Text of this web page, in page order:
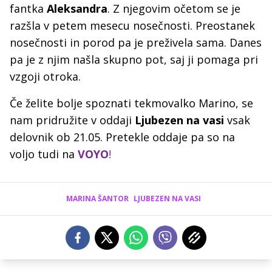
fantka Aleksandra. Z njegovim očetom se je
razšla v petem mesecu nosečnosti. Preostanek
nosečnosti in porod pa je preživela sama. Danes
pa je z njim našla skupno pot, saj ji pomaga pri
vzgoji otroka.
Če želite bolje spoznati tekmovalko Marino, se
nam pridružite v oddaji Ljubezen na vasi vsak
delovnik ob 21.05. Pretekle oddaje pa so na
voljo tudi na VOYO!
MARINA ŠANTOR LJUBEZEN NA VASI